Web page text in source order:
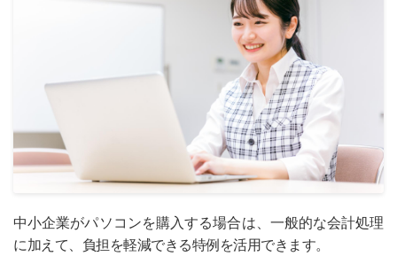
中小企業がパソコンを購入する場合は、一般的な会計処理
に加えて、負担を軽減できる特例を活用できます。